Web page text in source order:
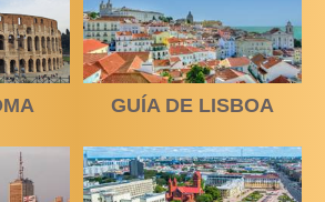
GUÍA DE LISBOA